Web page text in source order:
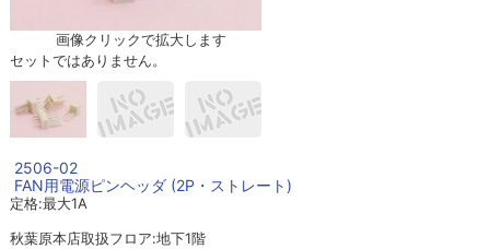
画像クリックで拡大します
セットではありません。
2506-02
FAN用電源ピンヘッダ (2P・ストレート)
定格:最大1A
秋葉原本店取扱フロア:地下1階